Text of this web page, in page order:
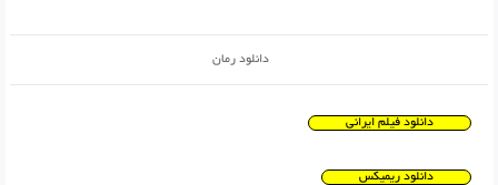
دانلود رمان
دانلود فیلم ایرانی
دانلود ریمیکس